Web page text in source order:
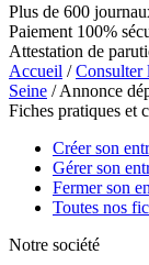
Plus de 600
Paiement 100%
Attestation de
Accueil /Consulter
Seine / Annonce
Fiches pratiques et
Créer son
Gérer son
Fermer son
Toutes nos
Notre société